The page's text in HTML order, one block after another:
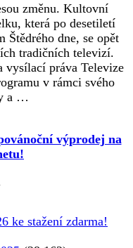
změnu. Kultovní
která po desetiletí
Štědrého dne, se opět
tradičních televizí.
vysílací práva Televize
v rámci svého
a …
výprodej na
ke stažení zdarma!